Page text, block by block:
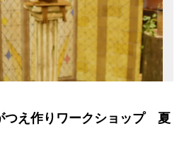
つえ作りワークショップ 夏